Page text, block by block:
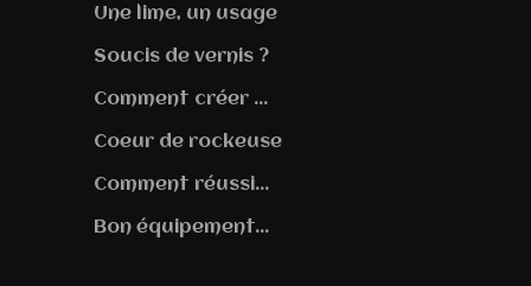
Une lime, un usage
Soucis de vernis ?
Comment créer ...
Coeur de rockeuse
Comment réussi...
Bon équipement...